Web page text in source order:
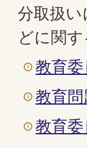
分取扱
どに関
教育
教育
教育